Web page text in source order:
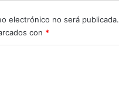
electrónico no será publicada.
con *